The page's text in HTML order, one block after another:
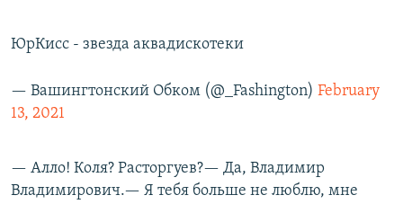
ЮрКисс - звезда аквадискотеки
— Вашингтонский Обком (@_Fashington) February
13, 2021
— Алло! Коля? Расторгуев?— Да, Владимир
Владимирович.— Я тебя больше не люблю, мне